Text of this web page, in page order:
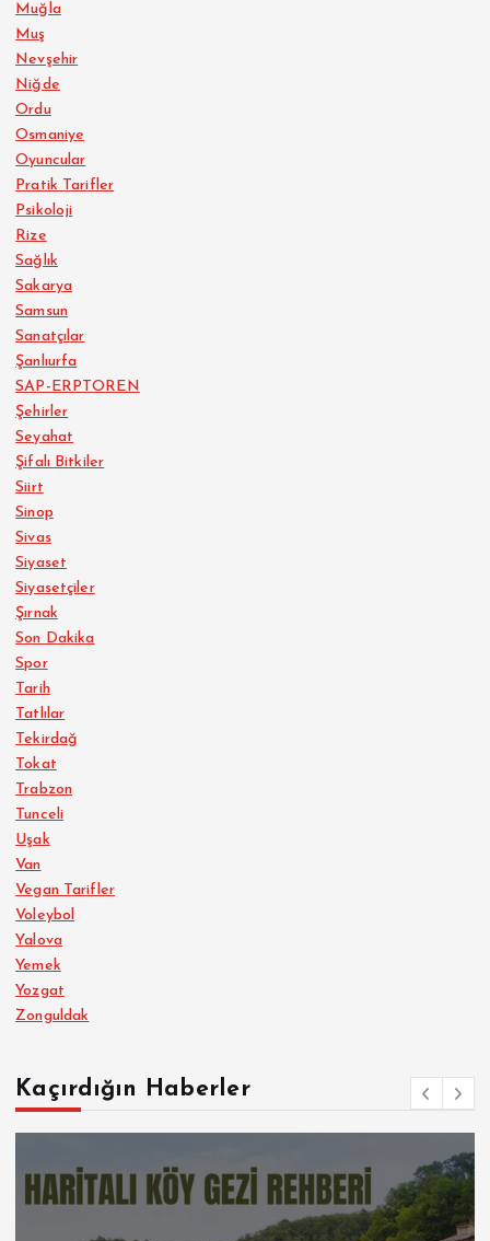
Muğla
Muş
Nevşehir
Niğde
Ordu
Osmaniye
Oyuncular
Pratik Tarifler
Psikoloji
Rize
Sağlık
Sakarya
Samsun
Sanatçılar
Şanlıurfa
SAP-ERPTOREN
Şehirler
Seyahat
Şifalı Bitkiler
Siirt
Sinop
Sivas
Siyaset
Siyasetçiler
Şırnak
Son Dakika
Spor
Tarih
Tatlılar
Tekirdağ
Tokat
Trabzon
Tunceli
Uşak
Van
Vegan Tarifler
Voleybol
Yalova
Yemek
Yozgat
Zonguldak
Kaçırdığın Haberler